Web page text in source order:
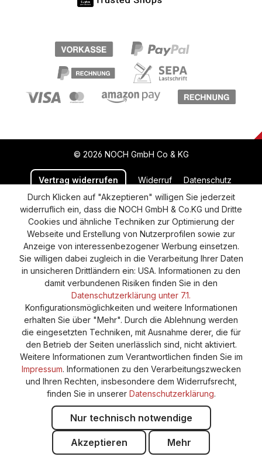
© 2026 NOCH GmbH Co & KG
Vertrag widerrufen Widerruf Datenschutz
Versand und Zahlung AGB
Impressum
Cookie-Einstellungen
Barrierefreiheitserklärung
Durch Klicken auf "Akzeptieren" willigen Sie jederzeit
widerruflich ein, dass die NOCH GmbH & Co.KG und Dritte
Cookies und ähnliche Techniken zur Optimierung der
Webseite und Erstellung von Nutzerprofilen sowie zur
Anzeige von interessenbezogener Werbung einsetzen.
Sie willigen dabei zugleich in die Verarbeitung Ihrer Daten
in unsicheren Drittländern ein: USA. Informationen zu den
damit verbundenen Risiken finden Sie in den
Datenschutzerklärung unter 7.1.
Konfigurationsmöglichkeiten und weitere Informationen
erhalten Sie über "Mehr". Durch die Ablehnung werden
die eingesetzten Techniken, mit Ausnahme derer, die für
den Betrieb der Seiten unerlässlich sind, nicht aktiviert.
Weitere Informationen zum Verantwortlichen finden Sie im
Impressum. Informationen zu den Verarbeitungszwecken
und Ihren Rechten, insbesondere dem Widerrufsrecht,
finden Sie in unserer Datenschutzerklärung.
Nur technisch notwendige
Akzeptieren Mehr